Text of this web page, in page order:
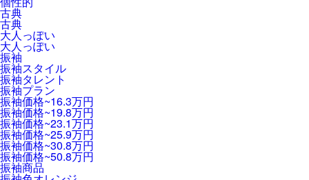
古典
古典
大人っぽい
大人っぽい
振袖
振袖スタイル
振袖タレント
振袖プラン
振袖価格~16.3万円
振袖価格~19.8万円
振袖価格~23.1万円
振袖価格~25.9万円
振袖価格~30.8万円
振袖価格~50.8万円
振袖商品